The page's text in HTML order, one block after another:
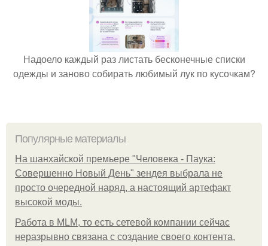
Надоело каждый раз листать бесконечные списки
одежды и заново собирать любимый лук по кусочкам?
Популярные материалы
На шанхайской премьере "Человека - Паука:
Совершенно Новый День" зендея выбрала не
просто очередной наряд, а настоящий артефакт
высокой моды.
Работа в MLM, то есть сетевой компании сейчас
неразрывно связана с создание своего контента,